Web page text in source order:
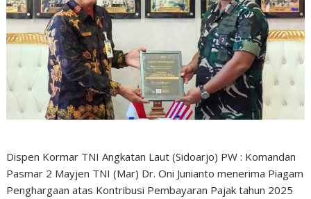
Dispen Kormar TNI Angkatan Laut (Sidoarjo) PW : Komandan
Pasmar 2 Mayjen TNI (Mar) Dr. Oni Junianto menerima Piagam
Penghargaan atas Kontribusi Pembayaran Pajak tahun 2025